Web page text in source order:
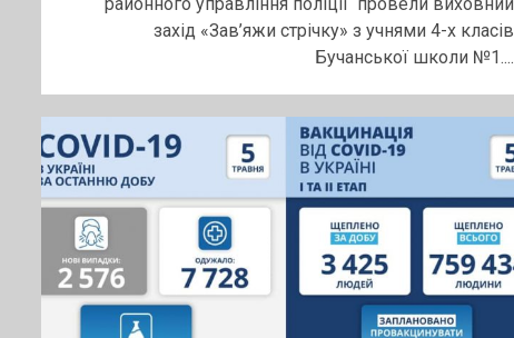
захід «Зав’яжи стрічку» з учнями 4-х класів
Бучанської школи №1....